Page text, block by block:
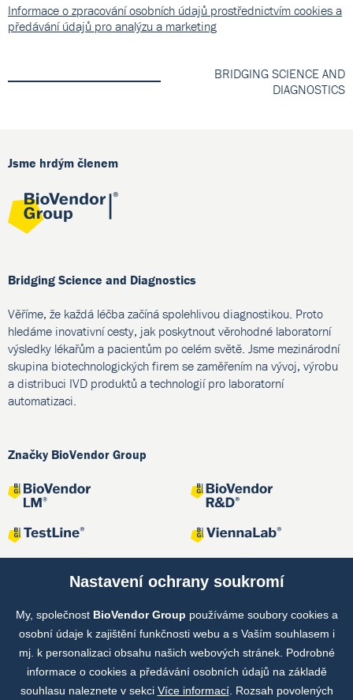
Informace o zpracování osobních údajů prostřednictvím cookies a
předávání údajů pro analýzu a marketing
BRIDGING SCIENCE AND
DIAGNOSTICS
Jsme hrdým členem
Bridging Science and Diagnostics
Věříme, že každá léčba začíná spolehlivou diagnostikou. Proto
hledáme inovativní cesty, jak poskytnout věrohodné laboratorní
výsledky lékařům a pacientům po celém světě. Jsme mezinárodní
skupina biotechnologických firem se zaměřením na vývoj, výrobu
a distribuci IVD produktů a technologií pro laboratorní
automatizaci.
Značky BioVendor Group
Společné projekty
Nastavení ochrany soukromí
My, společnost BioVendor Group používáme soubory cookies a
osobní údaje k zajištění funkčnosti webu a s Vaším souhlasem i
mj. k personalizaci obsahu našich webových stránek. Podrobné
informace o cookies a předávání osobních údajů na základě
souhlasu naleznete v sekci Více informací. Rozsah povolených